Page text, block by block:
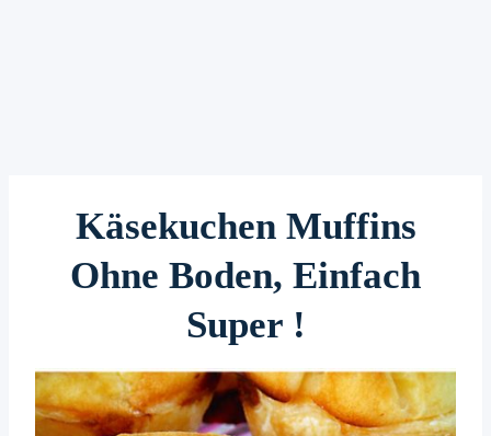
Käsekuchen Muffins
Ohne Boden, Einfach
Super !